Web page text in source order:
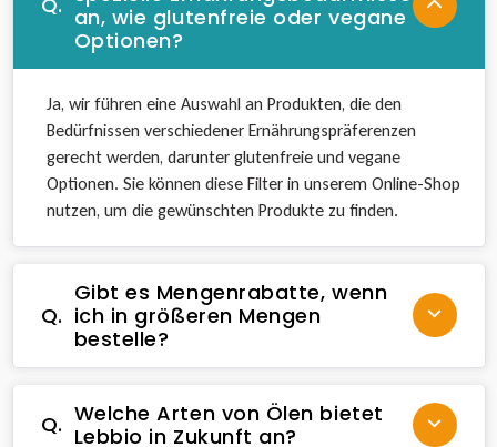
an, wie glutenfreie oder vegane
Optionen?
Ja, wir führen eine Auswahl an Produkten, die den
Bedürfnissen verschiedener Ernährungspräferenzen
gerecht werden, darunter glutenfreie und vegane
Optionen. Sie können diese Filter in unserem Online-Shop
nutzen, um die gewünschten Produkte zu finden.
Q.
Gibt es Mengenrabatte, wenn
ich in größeren Mengen
bestelle?
Q. Welche Arten von Ölen bietet
Lebbio in Zukunft an?